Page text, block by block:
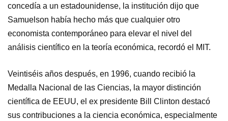
concedía a un estadounidense, la institución dijo que
Samuelson había hecho más que cualquier otro
economista contemporáneo para elevar el nivel del
análisis científico en la teoría económica, recordó el MIT.
Veintiséis años después, en 1996, cuando recibió la
Medalla Nacional de las Ciencias, la mayor distinción
científica de EEUU, el ex presidente Bill Clinton destacó
sus contribuciones a la ciencia económica, especialmente